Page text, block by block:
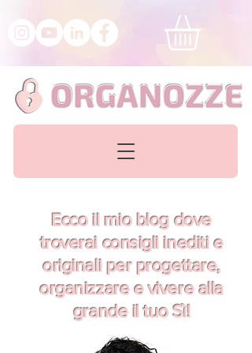
Ecco il mio blog dove
troverai consigli inediti e
originali per progettare,
organizzare e vivere alla
grande il tuo Sì!